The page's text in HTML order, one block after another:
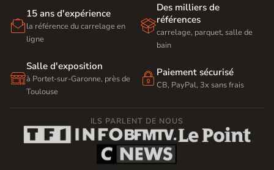

15 ans d'expérience
la référence du carrelage en
ligne

Des milliers de
références
carrelage, parquet, salle de
bain

Salle d'exposition
à Portet-sur-Garonne, près de
Toulouse
 Paiement sécurisé
CB, PayPal, 3x sans frais
ILS PARLENT DE NOUS